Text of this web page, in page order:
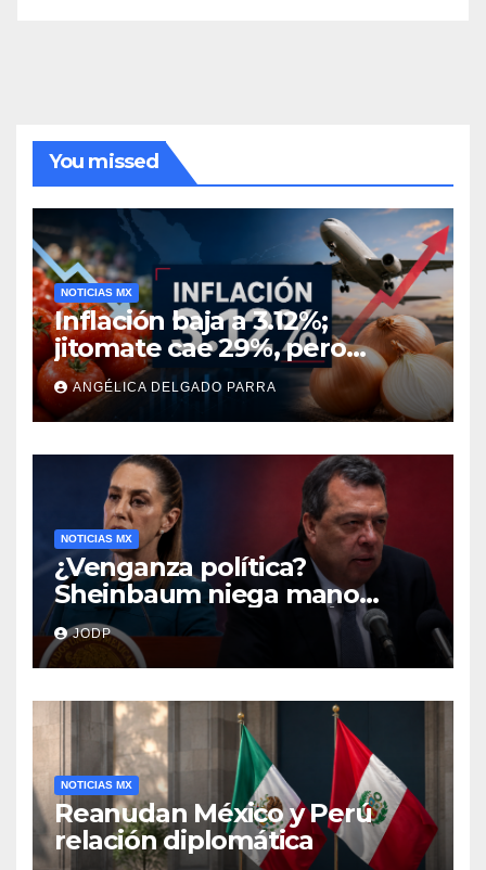
You missed
NOTICIAS MX
Inflación baja a 3.12%;
jitomate cae 29%, pero
cebolla y vuelos se
encarecen
ANGÉLICA DELGADO PARRA
NOTICIAS MX
¿Venganza política?
Sheinbaum niega mano
negra en captura de Ángel
Aguirre
JODP
NOTICIAS MX
Reanudan México y Perú
relación diplomática